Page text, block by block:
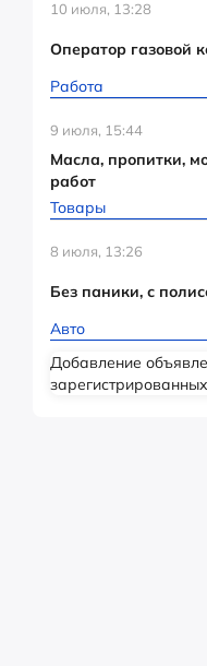
10 июля, 13:28
Оператор газовой
Работа
9 июля, 15:44
Масла, пропитки,
работ
Товары
8 июля, 13:26
Без паники, с
Авто
Добавление